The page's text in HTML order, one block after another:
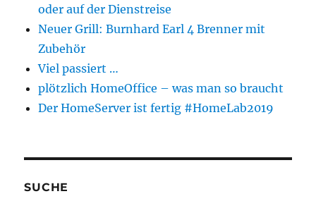
oder auf der Dienstreise
Neuer Grill: Burnhard Earl 4 Brenner mit
Zubehör
Viel passiert …
plötzlich HomeOffice – was man so braucht
Der HomeServer ist fertig #HomeLab2019
SUCHE